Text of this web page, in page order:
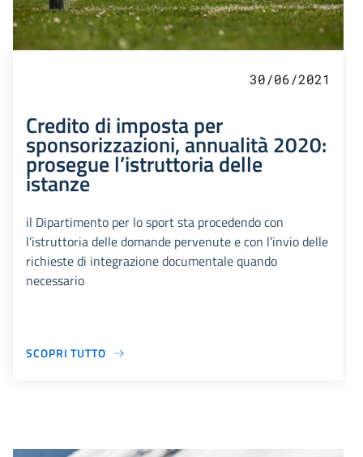
30/06/2021
Credito di imposta per
sponsorizzazioni, annualità 2020:
prosegue l’istruttoria delle
istanze
il Dipartimento per lo sport sta procedendo con
l’istruttoria delle domande pervenute e con l’invio delle
richieste di integrazione documentale quando
necessario
SCOPRI TUTTO